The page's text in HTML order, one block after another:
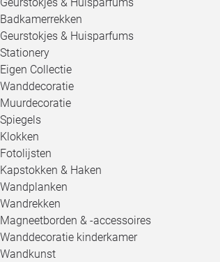
Badkamerrekken
Geurstokjes & Huisparfums
Stationery
Eigen Collectie
Wanddecoratie
Muurdecoratie
Spiegels
Klokken
Fotolijsten
Kapstokken & Haken
Wandplanken
Wandrekken
Magneetborden & -accessoires
Wanddecoratie kinderkamer
Wandkunst